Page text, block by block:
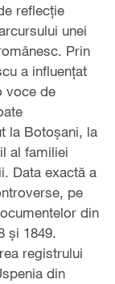
reflecție
unei
Prin
a influențat
voce de
la Botoșani, la
al familiei
Data exactă a
pe
din
și 1849.
registrului
din